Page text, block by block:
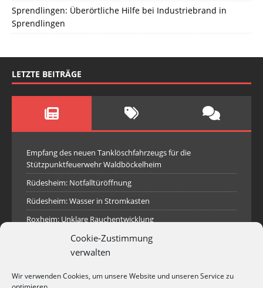
Cookie-Zustimmung
verwalten
Wir verwenden Cookies, um unsere Website und unseren Service zu
Sprendlingen: Überörtliche Hilfe bei Industriebrand in
Sprendlingen
LETZTE BEITRÄGE
Empfang des neuen Tanklöschfahrzeugs für die
Stützpunktfeuerwehr Waldböckelheim
Rüdesheim: Notfalltüröffnung
Rüdesheim: Wasser in Stromkasten
Roxheim: Unklare Rauchentwicklung
Sprendlingen: Überörtliche Hilfe bei Industriebrand in
Sprendlingen
Rüdesheim: Aufgerissener Dieseltank